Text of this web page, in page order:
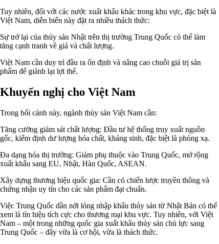
Tuy nhiên, đối với các nước xuất khẩu khác trong khu vực, đặc biệt là
Việt Nam, diễn biến này đặt ra nhiều thách thức:
Sự trở lại của thủy sản Nhật trên thị trường Trung Quốc có thể làm
tăng cạnh tranh về giá và chất lượng.
Việt Nam cần duy trì đầu ra ổn định và nâng cao chuỗi giá trị sản
phẩm để giành lại lợi thế.
Khuyến nghị cho Việt Nam
Trong bối cảnh này, ngành thủy sản Việt Nam cần:
Tăng cường giám sát chất lượng: Đầu tư hệ thống truy xuất nguồn
gốc, kiểm định dư lượng hóa chất, kháng sinh, đặc biệt là phóng xạ.
Đa dạng hóa thị trường: Giảm phụ thuộc vào Trung Quốc, mở rộng
xuất khẩu sang EU, Nhật, Hàn Quốc, ASEAN.
Xây dựng thương hiệu quốc gia: Cần có chiến lược truyền thông và
chứng nhận uy tín cho các sản phẩm đạt chuẩn.
Việc Trung Quốc dần nới lỏng nhập khẩu thủy sản từ Nhật Bản có thể
xem là tín hiệu tích cực cho thương mại khu vực. Tuy nhiên, với Việt
Nam – một trong những quốc gia xuất khẩu thủy sản chủ lực sang
Trung Quốc – đây vừa là cơ hội, vừa là thách thức.